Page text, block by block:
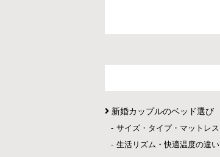
新婚カップルのベッド選び
サイズ・タイプ・マットレス
生活リズム・快適温度の違い